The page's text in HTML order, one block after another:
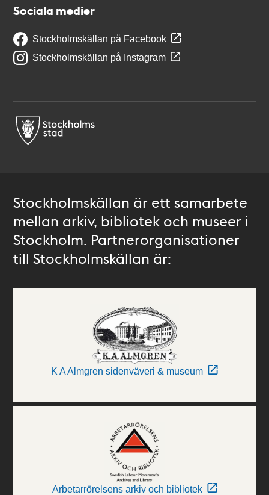
Sociala medier
Stockholmskällan på Facebook
Stockholmskällan på Instagram
Stockholmskällan är ett samarbete
mellan arkiv, bibliotek och museer i
Stockholm. Partnerorganisationer
till Stockholmskällan är:
K A Almgren sidenväveri & museum
Arbetarrörelsens arkiv och bibliotek